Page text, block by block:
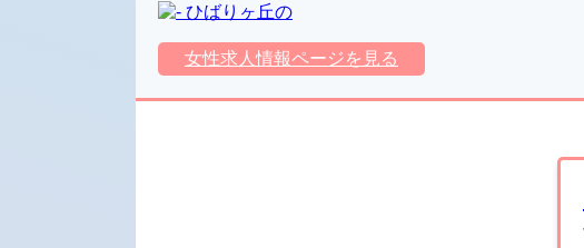
女性求人情報ページを見る